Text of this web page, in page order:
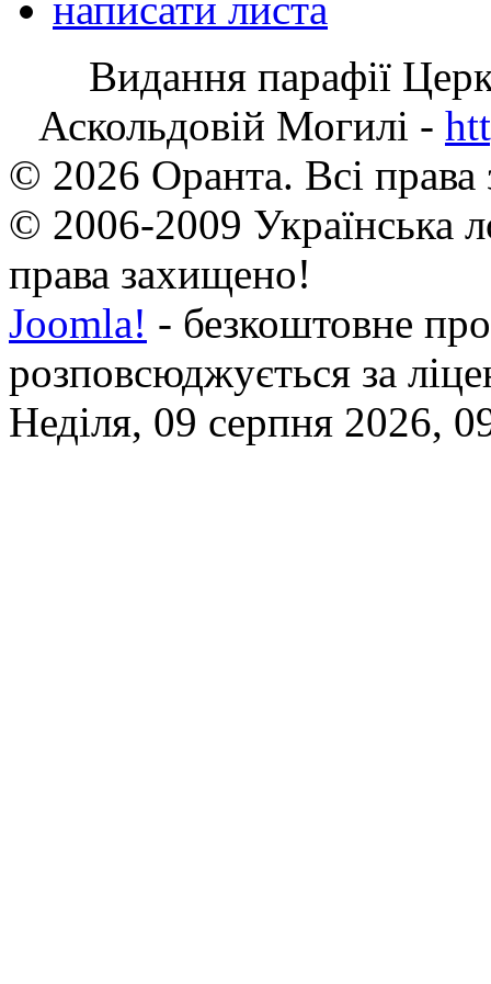
написати листа
Видання парафії
Аскольдовій Могилі -
© 2026 Оранта. Всі
© 2006-2009 Українська
права захищено!
Joomla! - безкоштовне
розповсюджується за
Неділя, 09 серпня 2026,